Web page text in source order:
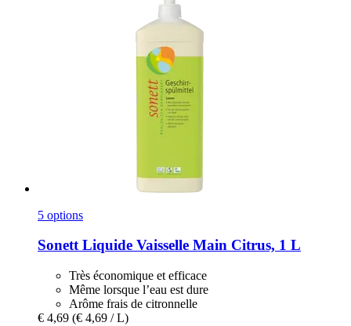
5 options
SonettLiquide Vaisselle Main Citrus, 1 L
Très économique et efficace
Même lorsque l’eau est dure
Arôme frais de citronnelle
€ 4,69 (€ 4,69 / L)